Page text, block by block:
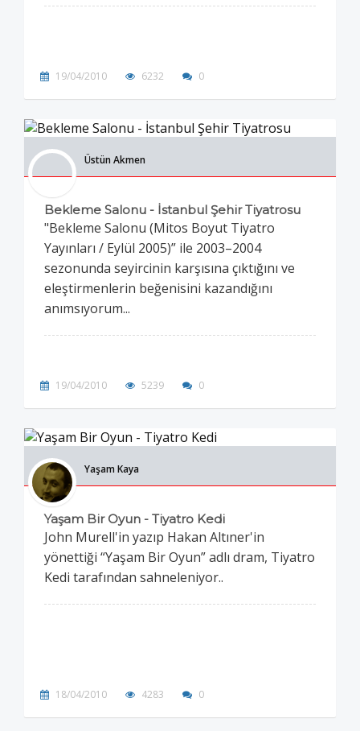
19/04/2010 6232 0
Üstün Akmen
Bekleme Salonu - İstanbul Şehir Tiyatrosu
"Bekleme Salonu (Mitos Boyut Tiyatro
Yayınları / Eylül 2005)” ile 2003–2004
sezonunda seyircinin karşısına çıktığını ve
eleştirmenlerin beğenisini kazandığını
anımsıyorum...
19/04/2010 5239 0
Yaşam Kaya
Yaşam Bir Oyun - Tiyatro Kedi
John Murell'in yazıp Hakan Altıner'in
yönettiği “Yaşam Bir Oyun” adlı dram, Tiyatro
Kedi tarafından sahneleniyor..
18/04/2010 4283 0